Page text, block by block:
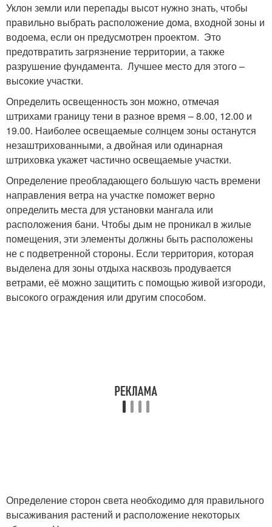
Уклон земли или перепады высот нужно знать, чтобы
правильно выбрать расположение дома, входной зоны и
водоема, если он предусмотрен проектом. Это
предотвратить загрязнение территории, а также
разрушение фундамента. Лучшее место для этого –
высокие участки.
Определить освещенность зон можно, отмечая
штрихами границу тени в разное время – 8.00, 12.00 и
19.00. Наиболее освещаемые солнцем зоны останутся
незаштрихованными, а двойная или одинарная
штриховка укажет частично освещаемые участки.
Определение преобладающего большую часть времени
направления ветра на участке поможет верно
определить места для установки мангала или
расположения бани. Чтобы дым не проникал в жилые
помещения, эти элементы должны быть расположены
не с подветренной стороны. Если территория, которая
выделена для зоны отдыха насквозь продувается
ветрами, её можно защитить с помощью живой изгороди,
высокого ограждения или другим способом.
Определение сторон света необходимо для правильного
высаживания растений и расположение некоторых